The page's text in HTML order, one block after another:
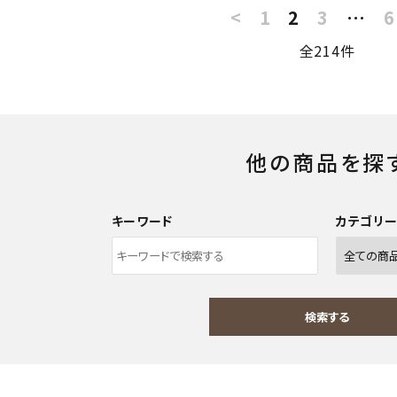
< 1 2 3 … 6
全214件
他の商品を探
キーワード カテゴリー
検索する